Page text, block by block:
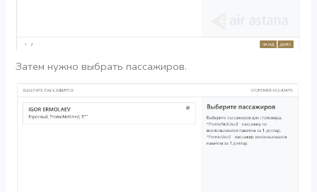
Затем нужно выбрать пассажиров.